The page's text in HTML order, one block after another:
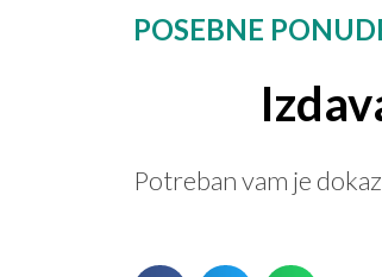
POSEBNE
Potreban vam je